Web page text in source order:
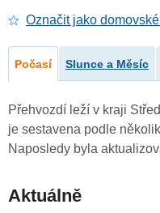
Označit jako
Počasí Slunce a Měsíc
Přehvozdí leží v kraji
je sestavena podle
Naposledy byla
Aktuálně